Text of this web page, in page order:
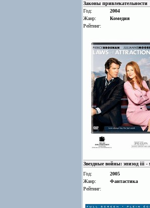
Законы привлекательности
Год:
2004
Жанр:
Комедия
Рейтинг:
Звездные войны: эпизод iii -
Год:
2005
Жанр:
Фантастика
Рейтинг: